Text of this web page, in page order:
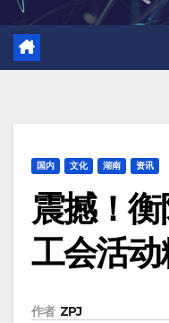
国内 文化 湖南 资讯
震撼！
工会活动
作者 ZPJ